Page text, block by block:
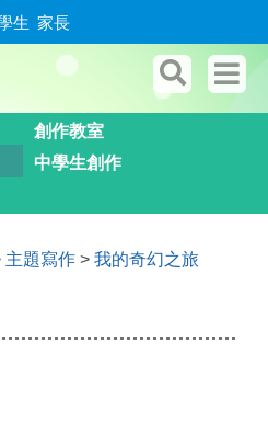
生 家長
創作教室
中學生創作
主題寫作 > 我的奇幻之旅